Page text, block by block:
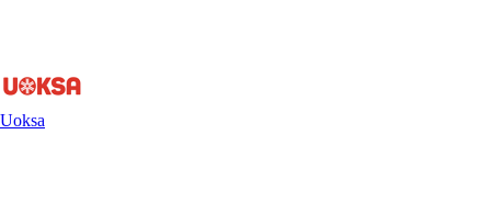
Uoksa